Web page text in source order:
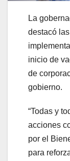
La
destacó
inicio de
de
gobierno.
“Todas y
acciones
por el
para